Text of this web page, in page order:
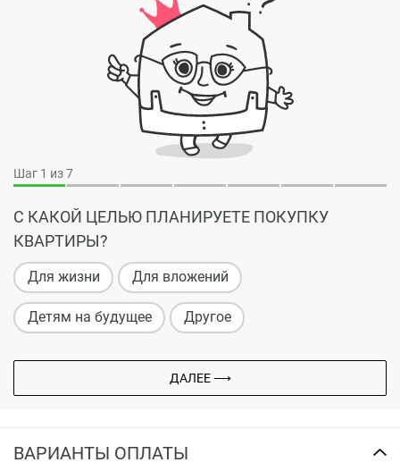
Шаг 1 из 7
С КАКОЙ ЦЕЛЬЮ ПЛАНИРУЕТЕ ПОКУПКУ
КВАРТИРЫ?
Для жизни Для вложений
Детям на будущее Другое
ДАЛЕЕ ⟶
ВАРИАНТЫ ОПЛАТЫ